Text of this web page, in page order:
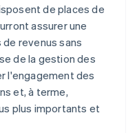
de places de
assurer une
revenus sans
de la gestion des
l'engagement des
et, à terme,
plus importants et